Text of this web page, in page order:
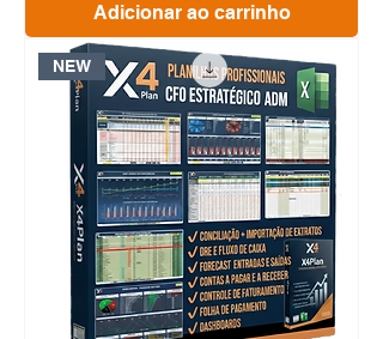
Adicionar ao carrinho
NEW